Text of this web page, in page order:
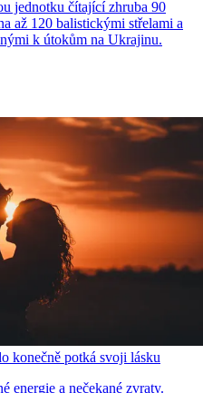
jednotku čítající zhruba 90
až 120 balistickými střelami a
k útokům na Ukrajinu.
konečně potká svoji lásku
energie a nečekané zvraty.